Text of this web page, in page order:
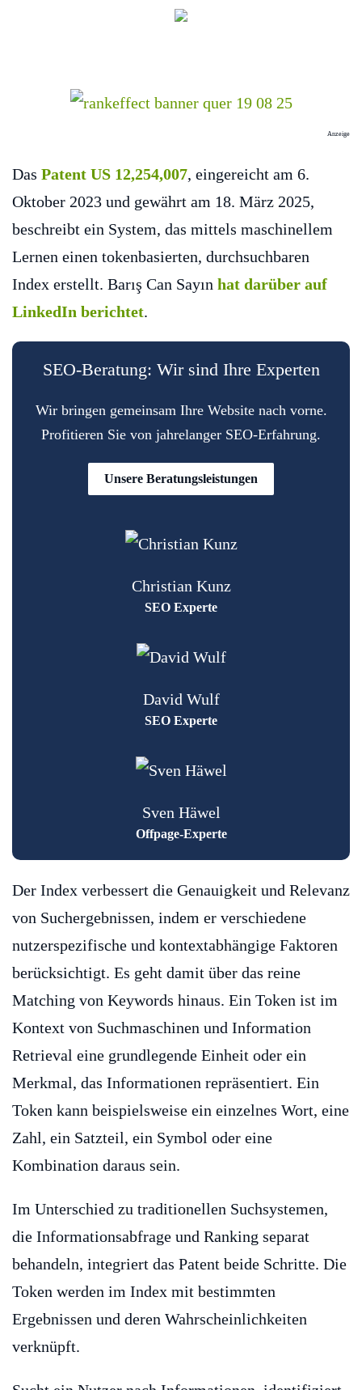
Anzeige
Das Patent US 12,254,007, eingereicht am 6.
Oktober 2023 und gewährt am 18. März 2025,
beschreibt ein System, das mittels maschinellem
Lernen einen tokenbasierten, durchsuchbaren
Index erstellt. Barış Can Sayın hat darüber auf
LinkedIn berichtet.
SEO-Beratung: Wir sind Ihre Experten
Wir bringen gemeinsam Ihre Website nach vorne.
Profitieren Sie von jahrelanger SEO-Erfahrung.
Unsere Beratungsleistungen
Christian Kunz
SEO Experte
David Wulf
SEO Experte
Sven Häwel
Offpage-Experte
Der Index verbessert die Genauigkeit und Relevanz
von Suchergebnissen, indem er verschiedene
nutzerspezifische und kontextabhängige Faktoren
berücksichtigt. Es geht damit über das reine
Matching von Keywords hinaus. Ein Token ist im
Kontext von Suchmaschinen und Information
Retrieval eine grundlegende Einheit oder ein
Merkmal, das Informationen repräsentiert. Ein
Token kann beispielsweise ein einzelnes Wort, eine
Zahl, ein Satzteil, ein Symbol oder eine
Kombination daraus sein.
Im Unterschied zu traditionellen Suchsystemen,
die Informationsabfrage und Ranking separat
behandeln, integriert das Patent beide Schritte. Die
Token werden im Index mit bestimmten
Ergebnissen und deren Wahrscheinlichkeiten
verknüpft.